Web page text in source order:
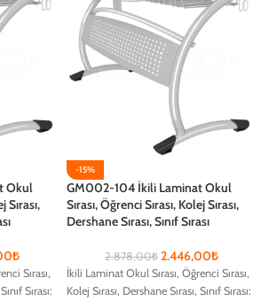
Okul
Sırası,
₺
Sırası,
Sırası:
-15%
GM002-104 İkili Laminat Okul
Sırası, Öğrenci Sırası, Kolej Sırası,
Dershane Sırası, Sınıf Sırası
2.878,00₺ 2.446,00₺
İkili Laminat Okul Sırası, Öğrenci Sırası,
Kolej Sırası, Dershane Sırası, Sınıf Sırası: